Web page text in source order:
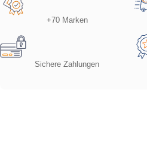
+70 Marken
Sichere Zahlungen